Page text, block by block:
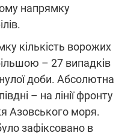
напрямку
кількість ворожих
– 27 випадків
доби. Абсолютна
– на лінії фронту
Азовського моря.
зафіксовано в